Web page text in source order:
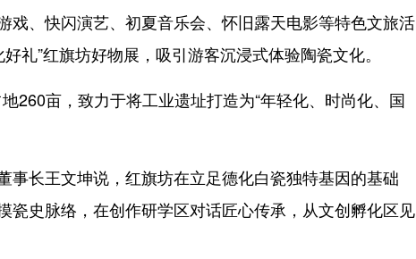
、快闪演艺、初夏音乐会、怀旧露天电影等特色文旅活
礼”红旗坊好物展，吸引游客沉浸式体验陶瓷文化。
亩，致力于将工业遗址打造为“年轻化、时尚化、国
长王文坤说，红旗坊在立足德化白瓷独特基因的基础
瓷史脉络，在创作研学区对话匠心传承，从文创孵化区见